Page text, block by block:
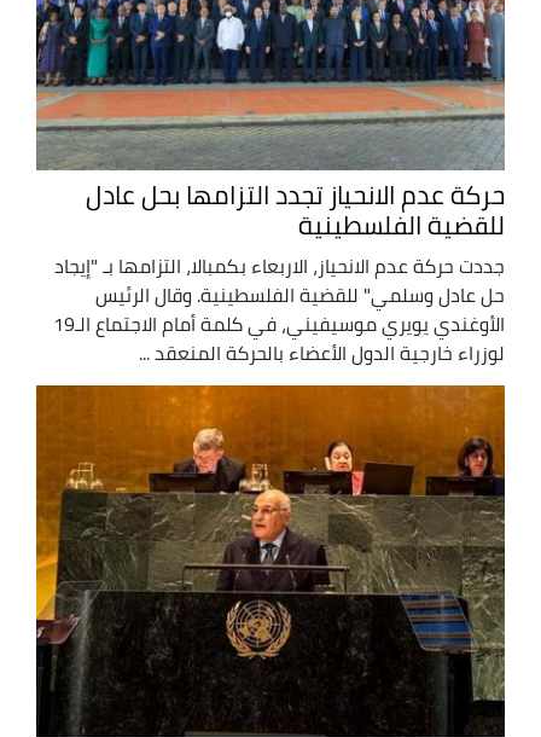
حركة عدم الانحياز تجدد التزامها بحل عادل
للقضية الفلسطينية
جددت حركة عدم الانحياز، الاربعاء بكمبالا، التزامها بـ "إيجاد
حل عادل وسلمي" للقضية الفلسطينية. وقال الرئيس
الأوغندي يويري موسيفيني، في كلمة أمام الاجتماع الـ19
لوزراء خارجية الدول الأعضاء بالحركة المنعقد ...